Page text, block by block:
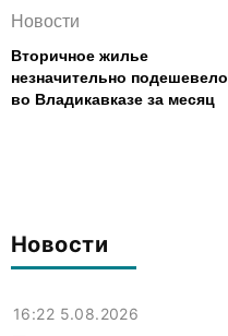
Новости
16:22 5.08.2026
Новости
Вторичное жилье
незначительно подешевело
во Владикавказе за месяц